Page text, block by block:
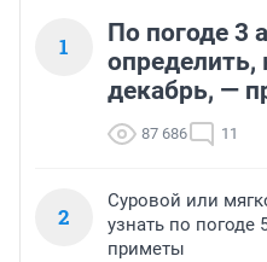
1
По погоде 3
определить,
декабрь, —
87 686 11
2
Суровой или
узнать по погоде
приметы